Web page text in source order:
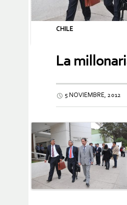
CHILE
La
5 NOVIEMBRE, 2012